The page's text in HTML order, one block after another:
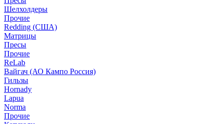
Шелхолдеры
Прочие
Redding (США)
Матрицы
Пресы
Прочие
ReLab
Вайгач (АО Кампо Россия)
Гильзы
Hornady
Lapua
Norma
Прочие